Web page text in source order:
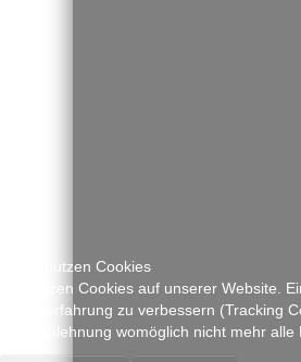
Wir benutzen Cookies
Wir nutzen Cookies auf unserer Website.
Nutzererfahrung zu verbessern (Tracking
einer Ablehnung womöglich nicht mehr